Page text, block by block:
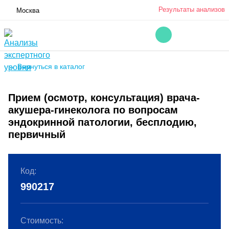
Москва Результаты анализов
← Вернуться в каталог
Прием (осмотр, консультация) врача-
акушера-гинеколога по вопросам
эндокринной патологии, бесплодию,
первичный
Код:
990217
Стоимость: